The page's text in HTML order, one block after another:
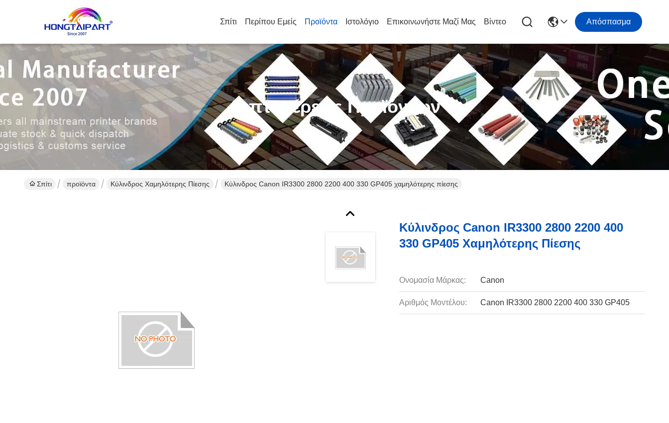
Σπίτι Περίπου Εμείς Προϊόντα Ιστολόγιο Επικοινωνήστε Μαζί Μας Βίντεο Απόσπασμα
Λεπτομέρειες Προϊόντων
Σπίτι προϊόντα Κύλινδρος Χαμηλότερης Πίεσης Κύλινδρος Canon IR3300 2800 2200 400 330 GP405 χαμηλότερης πίεσης
Κύλινδρος Canon IR3300 2800 2200 400
330 GP405 Χαμηλότερης Πίεσης
Ονομασία Μάρκας: Canon
Αριθμός Μοντέλου: Canon IR3300 2800 2200 400 330 GP405